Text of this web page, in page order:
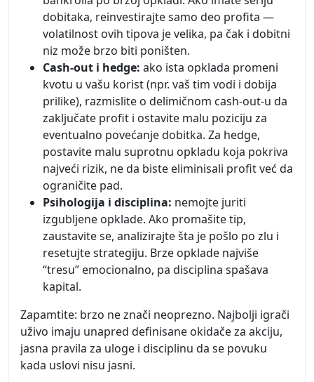
dobitaka, reinvestirajte samo deo profita —
volatilnost ovih tipova je velika, pa čak i dobitni
niz može brzo biti poništen.
Cash-out i hedge: ako ista opklada promeni
kvotu u vašu korist (npr. vaš tim vodi i dobija
prilike), razmislite o delimičnom cash-out-u da
zaključate profit i ostavite malu poziciju za
eventualno povećanje dobitka. Za hedge,
postavite malu suprotnu opkladu koja pokriva
najveći rizik, ne da biste eliminisali profit već da
ograničite pad.
Psihologija i disciplina: nemojte juriti
izgubljene opklade. Ako promašite tip,
zaustavite se, analizirajte šta je pošlo po zlu i
resetujte strategiju. Brze opklade najviše
“tresu” emocionalno, pa disciplina spašava
kapital.
Zapamtite: brzo ne znači neoprezno. Najbolji igrači
uživo imaju unapred definisane okidače za akciju,
jasna pravila za uloge i disciplinu da se povuku
kada uslovi nisu jasni.